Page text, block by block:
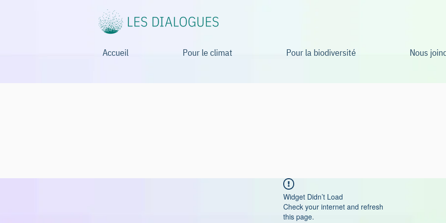
Accueil Pour le climat Pour la biodiversité Nous
Widget Didn’t Load
Check your internet and refresh
this page.